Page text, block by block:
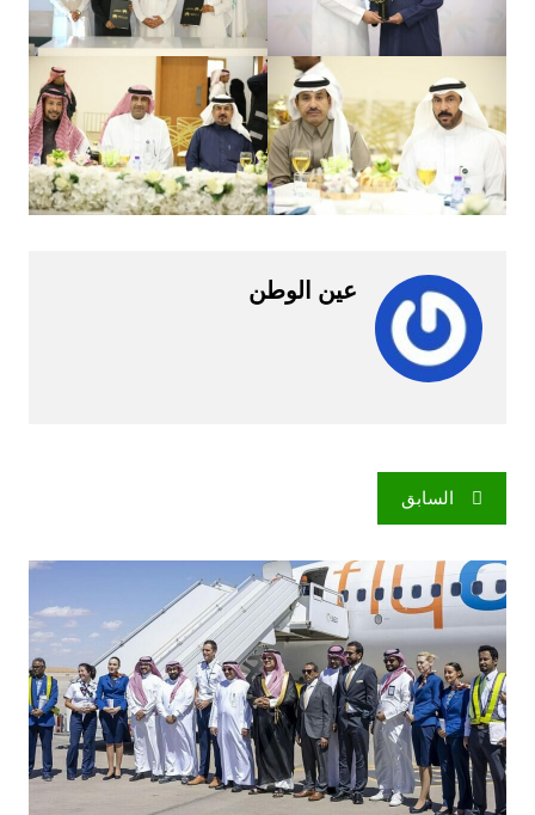
عين الوطن
تصفّح
المقالات
السابق